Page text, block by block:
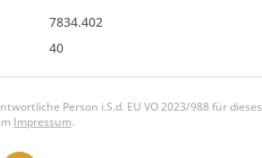
7834.402
40
Person i.S.d. EU VO 2023/988 für dieses
Impressum.